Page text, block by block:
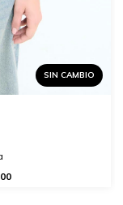
SIN CAMBIO